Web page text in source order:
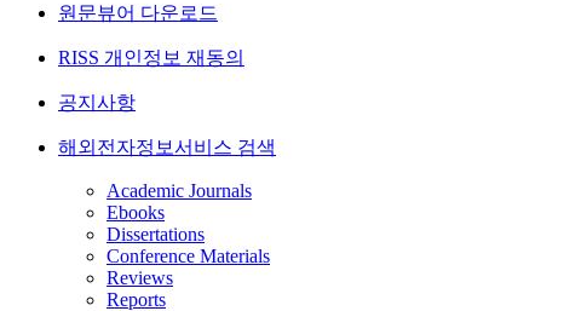
원문뷰어 다운로드
RISS 개인정보 재동의
공지사항
해외전자정보서비스 검색
Academic Journals
Ebooks
Dissertations
Conference Materials
Reviews
Reports